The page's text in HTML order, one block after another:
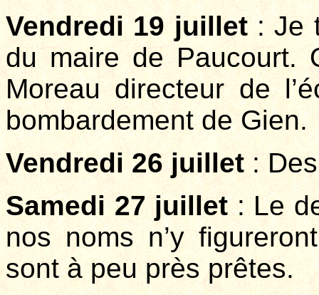
Vendredi 19 juillet: Je
du maire de Paucourt.
Moreau directeur de
bombardement de Gien.
Vendredi 26 juillet: Des
Samedi 27 juillet: Le
nos noms n’y
sont à peu près prêtes.